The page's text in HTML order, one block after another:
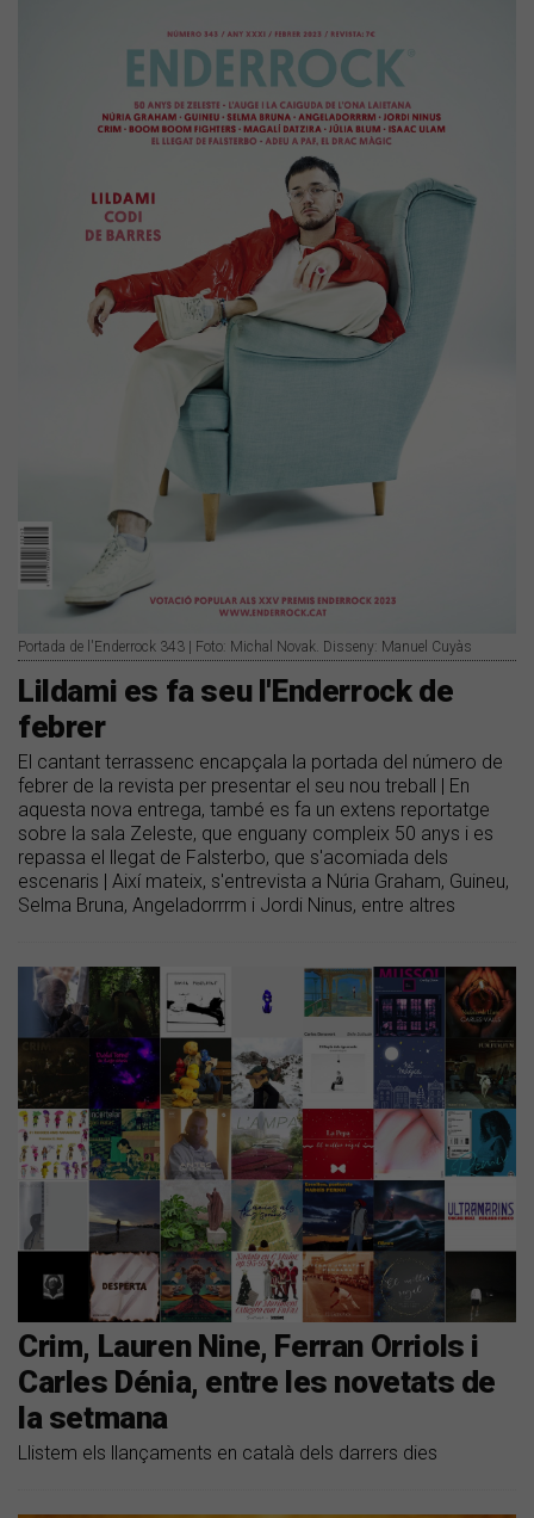
Portada de l'Enderrock 343 | Foto: Michal Novak. Disseny: Manuel Cuyàs
Lildami es fa seu l'Enderrock de
febrer
El cantant terrassenc encapçala la portada del número de
febrer de la revista per presentar el seu nou treball | En
aquesta nova entrega, també es fa un extens reportatge
sobre la sala Zeleste, que enguany compleix 50 anys i es
repassa el llegat de Falsterbo, que s'acomiada dels
escenaris | Així mateix, s'entrevista a Núria Graham, Guineu,
Selma Bruna, Angeladorrrm i Jordi Ninus, entre altres
Crim, Lauren Nine, Ferran Orriols i
Carles Dénia, entre les novetats de
la setmana
Llistem els llançaments en català dels darrers dies